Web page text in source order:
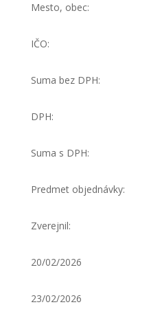
Mesto, obec:
IČO:
Suma bez DPH:
DPH:
Suma s DPH:
Predmet objednávky:
Zverejnil:
20/02/2026
23/02/2026